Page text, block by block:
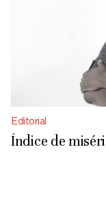
Editorial
Índice de